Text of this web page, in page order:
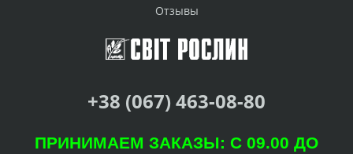
Отзывы
+38 (067) 463-08-80
ПРИНИМАЕМ ЗАКАЗЫ: С 09.00 ДО